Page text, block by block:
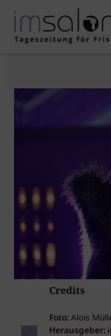
Credits
Foto:Alois
Herausgeber: